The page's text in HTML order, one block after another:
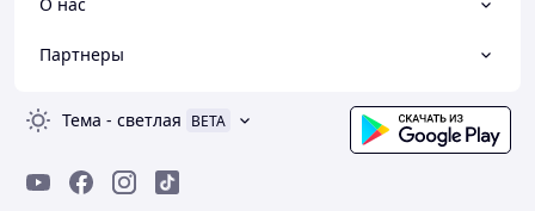
Партнеры
Тема - светлая BETA